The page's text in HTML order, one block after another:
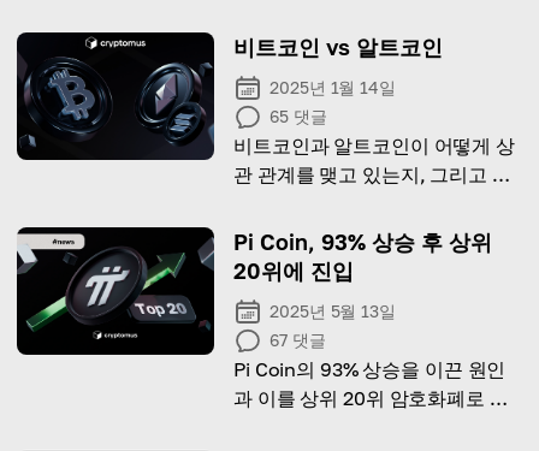
비트코인 vs 알트코인
2025년 1월 14일
65 댓글
비트코인과 알트코인이 어떻게 상
관 관계를 맺고 있는지, 그리고 어
가 될지 알아봅시다!
Pi Coin, 93% 상승 후 상위
20위에 진입
2025년 5월 13일
67 댓글
Pi Coin의 93% 상승을 이끈 원인
과 이를 상위 20위 암호화폐로 끌